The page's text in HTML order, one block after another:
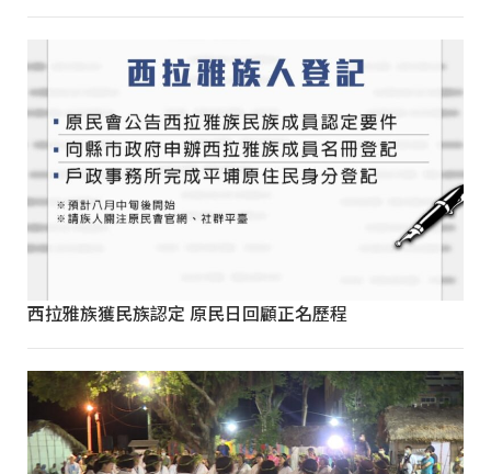
西拉雅族獲民族認定 原民日回顧正名歷程